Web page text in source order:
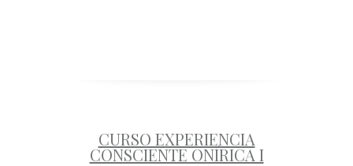
CURSO EXPERIENCIA
CONSCIENTE ONÍRICA I